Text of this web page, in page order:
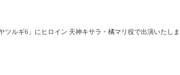
ルギ6」にヒロイン 天神キサラ・橘マリ役で出演いたしま